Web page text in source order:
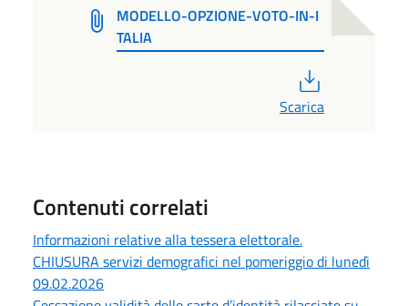
MODELLO-OPZIONE-VOTO-IN-I
TALIA
Scarica
Contenuti correlati
Informazioni relative alla tessera elettorale.
CHIUSURA servizi demografici nel pomeriggio di lunedì
09.02.2026